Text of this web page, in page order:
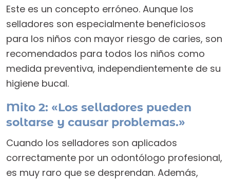
Este es un concepto erróneo. Aunque los
selladores son especialmente beneficiosos
para los niños con mayor riesgo de caries, son
recomendados para todos los niños como
medida preventiva, independientemente de su
higiene bucal.
Mito 2: «Los selladores pueden
soltarse y causar problemas.»
Cuando los selladores son aplicados
correctamente por un odontólogo profesional,
es muy raro que se desprendan. Además,